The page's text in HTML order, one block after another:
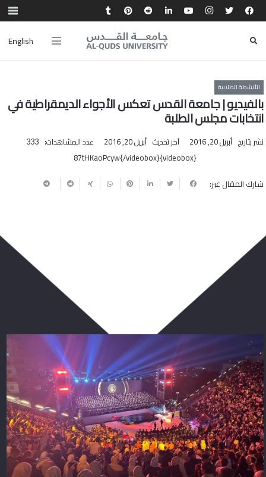
English
الأنشطة الطلابية
بالفيديو | جامعة القدس تعكس الأجواء الديمقراطية في
انتخابات مجلس الطلبة
نشر بتاريخ أبريل 20, 2016 آخر تحديث أبريل 20, 2016 عدد المشاهدات: 333
{videobox}87tHKaoPcyw{/videobox}
شارك المقال عبر: